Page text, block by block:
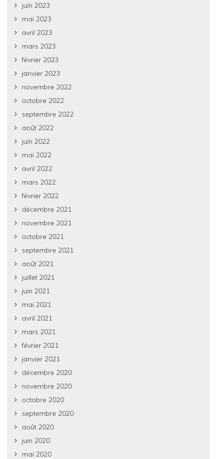
juin 2023
mai 2023
avril 2023
mars 2023
février 2023
janvier 2023
novembre 2022
octobre 2022
septembre 2022
août 2022
juin 2022
mai 2022
avril 2022
mars 2022
février 2022
décembre 2021
novembre 2021
octobre 2021
septembre 2021
août 2021
juillet 2021
juin 2021
mai 2021
avril 2021
mars 2021
février 2021
janvier 2021
décembre 2020
novembre 2020
octobre 2020
septembre 2020
août 2020
juin 2020
mai 2020